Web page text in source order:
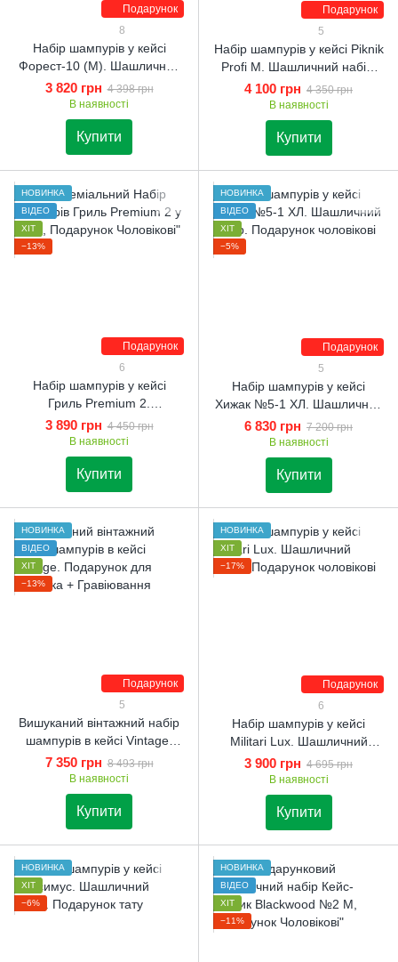
Подарунок
8
Набір шампурів у кейсі
Форест-10 (М). Шашличний
набір.
3 820 грн 4 398 грн
В наявності
Купити
Подарунок
5
Набір шампурів у кейсі Piknik
Profi M. Шашличний набір.
Подарунок чоловікові
4 100 грн 4 350 грн
В наявності
Купити
Подарунок
НОВИНКА
ВІДЕО
ХІТ
−13%
6
Набір шампурів у кейсі
Гриль Premium 2.
Шашличний набір.
Подарунок чоловікові
3 890 грн 4 450 грн
В наявності
Купити
Подарунок
НОВИНКА
ВІДЕО
ХІТ
−5%
5
Набір шампурів у кейсі
Хижак №5-1 ХЛ. Шашличний
набір. Подарунок чоловікові
6 830 грн 7 200 грн
В наявності
Купити
Подарунок
НОВИНКА
ВІДЕО
ХІТ
−13%
5
Вишуканий вінтажний набір
шампурів в кейсі Vintage.
Подарунок для чоловіка +
Гравіювання
7 350 грн 8 493 грн
В наявності
Купити
Подарунок
НОВИНКА
ХІТ
−17%
6
Набір шампурів у кейсі
Militari Lux. Шашличний
набір. Подарунок чоловікові
3 900 грн 4 695 грн
В наявності
Купити
НОВИНКА
ХІТ
−6%
НОВИНКА
ВІДЕО
ХІТ
−11%